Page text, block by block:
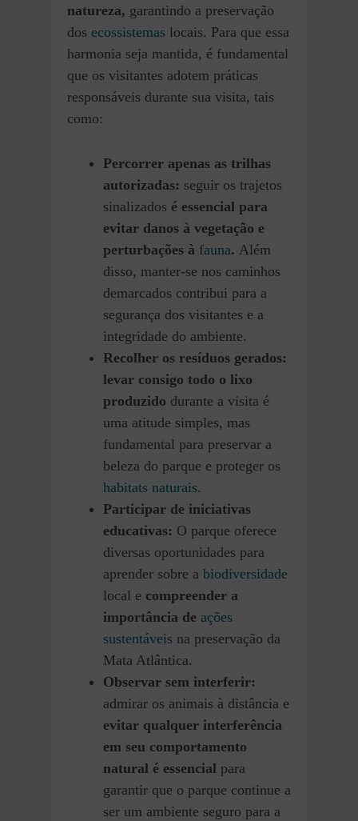
natureza, garantindo a preservação
dos ecossistemas locais. Para que essa
harmonia seja mantida, é fundamental
que os visitantes adotem práticas
responsáveis durante sua visita, tais
como:
Percorrer apenas as trilhas
autorizadas: seguir os trajetos
sinalizados é essencial para
evitar danos à vegetação e
perturbações à fauna. Além
disso, manter-se nos caminhos
demarcados contribui para a
segurança dos visitantes e a
integridade do ambiente.
Recolher os resíduos gerados:
levar consigo todo o lixo
produzido durante a visita é
uma atitude simples, mas
fundamental para preservar a
beleza do parque e proteger os
habitats naturais.
Participar de iniciativas
educativas: O parque oferece
diversas oportunidades para
aprender sobre a biodiversidade
local e compreender a
importância de ações
sustentáveis na preservação da
Mata Atlântica.
Observar sem interferir:
admirar os animais à distância e
evitar qualquer interferência
em seu comportamento
natural é essencial para
garantir que o parque continue a
ser um ambiente seguro para a